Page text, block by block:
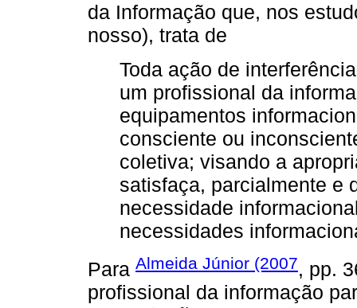
da Informação que, nos
nosso), trata de
Toda ação de
um profissional da
equipamentos
consciente ou
coletiva; visando a
satisfaça, parcialmente e
necessidade
necessidades
Para Almeida Júnior (2007, pp.
profissional da informação